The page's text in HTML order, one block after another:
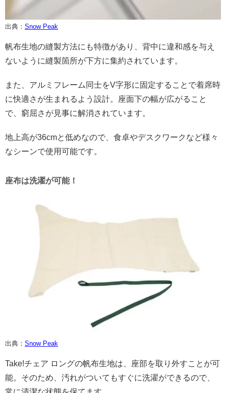
出典： Snow Peak
帆布生地の縫製方法にも特徴があり、背中に違和感を与え
ないように縫製箇所が下方に集約されています。
また、アルミフレーム同士をV字形に固定することで着席時
に快適さが生まれるよう設計。座面下の幅が広がること
で、窮屈さが見事に解消されています。
地上高が36cmと低めなので、食卓やデスクワークなど様々
なシーンで使用可能です。
座布は洗濯が可能！
出典： Snow Peak
Take!チェア ロングの帆布生地は、座部を取り外すことが可
能。そのため、汚れがついてもすぐに洗濯ができるので、